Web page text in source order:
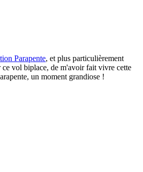
Parapente, et plus particulièrement
vol biplace, de m'avoir fait vivre cette
un moment grandiose !